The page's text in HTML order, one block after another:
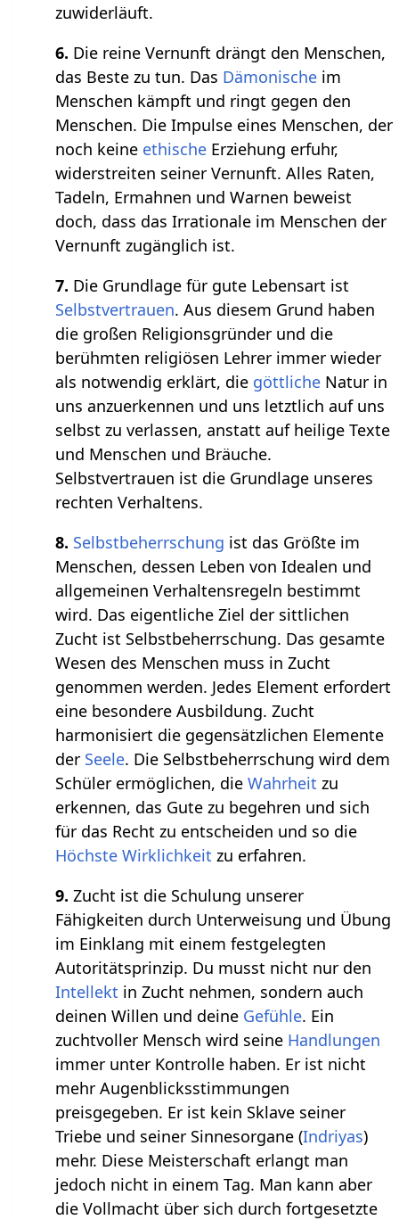
zuwiderläuft.
6. Die reine Vernunft drängt den Menschen,
das Beste zu tun. Das Dämonische im
Menschen kämpft und ringt gegen den
Menschen. Die Impulse eines Menschen, der
noch keine ethische Erziehung erfuhr,
widerstreiten seiner Vernunft. Alles Raten,
Tadeln, Ermahnen und Warnen beweist
doch, dass das Irrationale im Menschen der
Vernunft zugänglich ist.
7. Die Grundlage für gute Lebensart ist
Selbstvertrauen. Aus diesem Grund haben
die großen Religionsgründer und die
berühmten religiösen Lehrer immer wieder
als notwendig erklärt, die göttliche Natur in
uns anzuerkennen und uns letztlich auf uns
selbst zu verlassen, anstatt auf heilige Texte
und Menschen und Bräuche.
Selbstvertrauen ist die Grundlage unseres
rechten Verhaltens.
8. Selbstbeherrschung ist das Größte im
Menschen, dessen Leben von Idealen und
allgemeinen Verhaltensregeln bestimmt
wird. Das eigentliche Ziel der sittlichen
Zucht ist Selbstbeherrschung. Das gesamte
Wesen des Menschen muss in Zucht
genommen werden. Jedes Element erfordert
eine besondere Ausbildung. Zucht
harmonisiert die gegensätzlichen Elemente
der Seele. Die Selbstbeherrschung wird dem
Schüler ermöglichen, dieWahrheit zu
erkennen, das Gute zu begehren und sich
für das Recht zu entscheiden und so die
Höchste Wirklichkeit zu erfahren.
9. Zucht ist die Schulung unserer
Fähigkeiten durch Unterweisung und Übung
im Einklang mit einem festgelegten
Autoritätsprinzip. Du musst nicht nur den
Intellekt in Zucht nehmen, sondern auch
deinen Willen und deine Gefühle. Ein
zuchtvoller Mensch wird seine Handlungen
immer unter Kontrolle haben. Er ist nicht
mehr Augenblicksstimmungen
preisgegeben. Er ist kein Sklave seiner
Triebe und seiner Sinnesorgane (Indriyas)
mehr. Diese Meisterschaft erlangt man
jedoch nicht in einem Tag. Man kann aber
die Vollmacht über sich durch fortgesetzte